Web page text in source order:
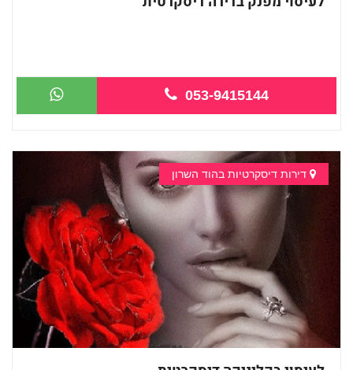
לעיסוי - במקום פרטי ...
053-9415144
דירות דיסקרטיות בהוד השרון